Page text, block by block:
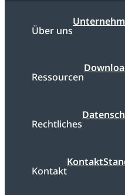
Über uns
Ressourcen
Rechtliches
Kontakt
Kontakt